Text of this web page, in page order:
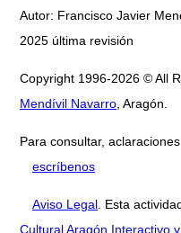
Autor: Francisco Javier
2025 última revisión
Copyright 1996-2026 © All
Mendívil Navarro , Aragón.
Para consultar,
escríbenos
Aviso Legal . Esta
Cultural Aragón Interactivo